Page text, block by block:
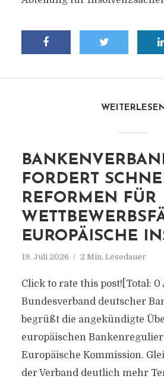
FORDERT
REFORMEN FÜR
EUROPÄISCHE
19. Juli 2026 2 Min. Lesedauer
Click to rate this post![Total: 0
Bundesverband deutscher
begrüßt die angekündigte
europäischen
Europäische Kommission.
der Verband deutlich mehr